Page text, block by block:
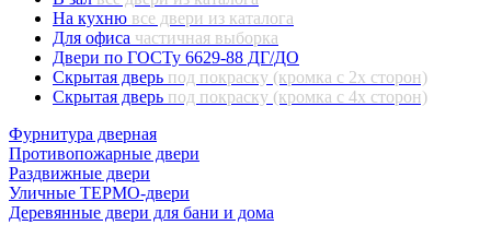
На кухню все двери из каталога
Для офиса частичная выборка
Двери по ГОСТу 6629-88 ДГ/ДО
Скрытая дверь под покраску (кромка с 2х сторон)
Скрытая дверь под покраску (кромка с 4х сторон)
Фурнитура дверная
Противопожарные двери
Раздвижные двери
Уличные ТЕРМО-двери
Деревянные двери для бани и дома